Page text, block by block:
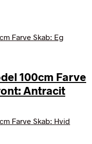
100cm Farve
Antracit